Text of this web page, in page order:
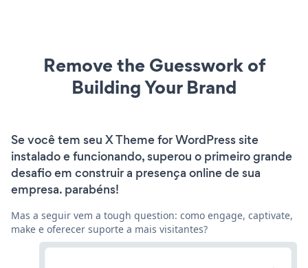
Remove the Guesswork of
Building Your Brand
Se você tem seu X Theme for WordPress site
instalado e funcionando, superou o primeiro grande
desafio em construir a presença online de sua
empresa. parabéns!
Mas a seguir vem a tough question: como engage, captivate,
make e oferecer suporte a mais visitantes?